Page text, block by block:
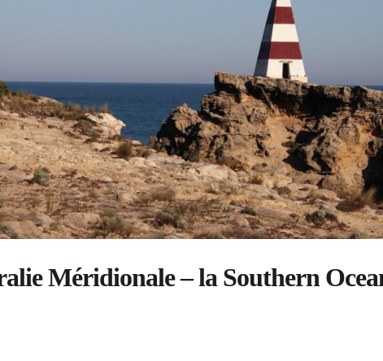
Méridionale – la Southern